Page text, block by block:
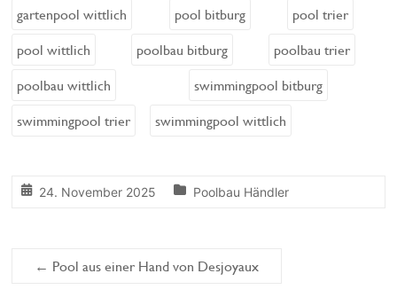
gartenpool wittlich
pool bitburg
pool trier
pool wittlich
poolbau bitburg
poolbau trier
poolbau wittlich
swimmingpool bitburg
swimmingpool trier
swimmingpool wittlich
24. November 2025 Poolbau Händler
← Pool aus einer Hand von Desjoyaux